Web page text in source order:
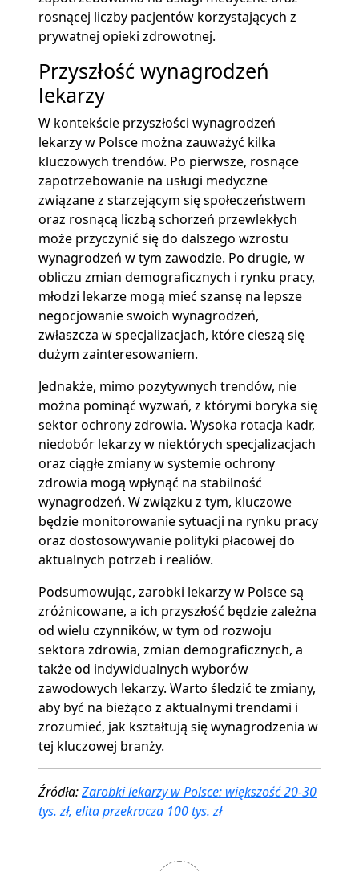
rosnącej liczby pacjentów korzystających z
prywatnej opieki zdrowotnej.
Przyszłość wynagrodzeń
lekarzy
W kontekście przyszłości wynagrodzeń
lekarzy w Polsce można zauważyć kilka
kluczowych trendów. Po pierwsze, rosnące
zapotrzebowanie na usługi medyczne
związane z starzejącym się społeczeństwem
oraz rosnącą liczbą schorzeń przewlekłych
może przyczynić się do dalszego wzrostu
wynagrodzeń w tym zawodzie. Po drugie, w
obliczu zmian demograficznych i rynku pracy,
młodzi lekarze mogą mieć szansę na lepsze
negocjowanie swoich wynagrodzeń,
zwłaszcza w specjalizacjach, które cieszą się
dużym zainteresowaniem.
Jednakże, mimo pozytywnych trendów, nie
można pominąć wyzwań, z którymi boryka się
sektor ochrony zdrowia. Wysoka rotacja kadr,
niedobór lekarzy w niektórych specjalizacjach
oraz ciągłe zmiany w systemie ochrony
zdrowia mogą wpłynąć na stabilność
wynagrodzeń. W związku z tym, kluczowe
będzie monitorowanie sytuacji na rynku pracy
oraz dostosowywanie polityki płacowej do
aktualnych potrzeb i realiów.
Podsumowując, zarobki lekarzy w Polsce są
zróżnicowane, a ich przyszłość będzie zależna
od wielu czynników, w tym od rozwoju
sektora zdrowia, zmian demograficznych, a
także od indywidualnych wyborów
zawodowych lekarzy. Warto śledzić te zmiany,
aby być na bieżąco z aktualnymi trendami i
zrozumieć, jak kształtują się wynagrodzenia w
tej kluczowej branży.
Źródła:Zarobki lekarzy w Polsce: większość 20-30
tys. zł, elita przekracza 100 tys. zł